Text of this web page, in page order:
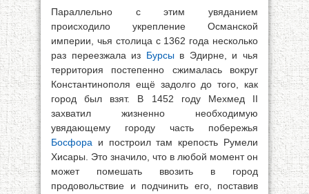
Параллельно с этим увяданием
происходило укрепление Османской
империи, чья столица с 1362 года несколько
раз переезжала из Бурсыв Эдирне, и чья
территория постепенно сжималась вокруг
Константинополя ещё задолго до того, как
город был взят. В 1452 году Мехмед II
захватил жизненно необходимую
увядающему городу часть побережья
Босфора и построил там крепость Румели
Хисары. Это значило, что в любой момент он
может помешать ввозить в город
продовольствие и подчинить его, поставив